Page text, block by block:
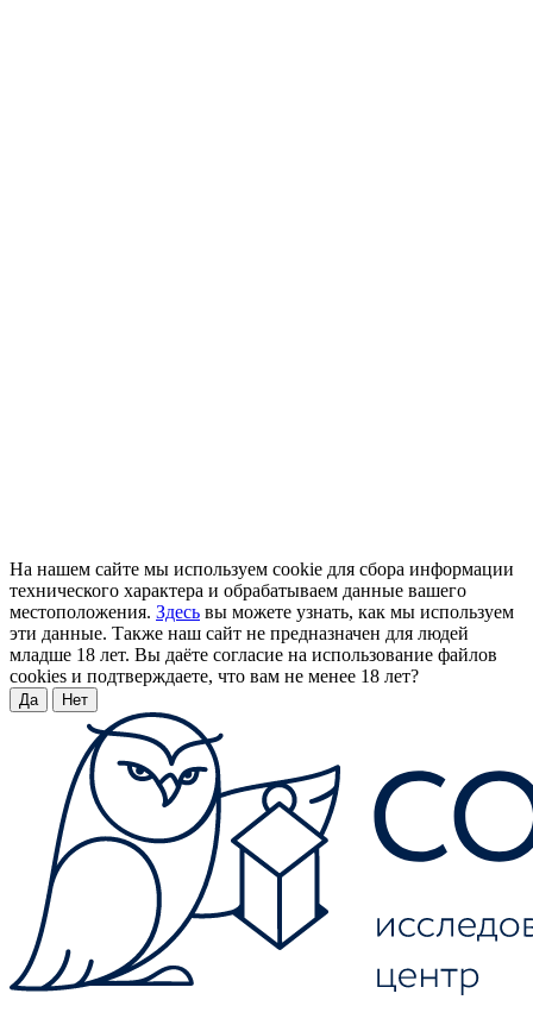
На нашем сайте мы используем cookie для сбора информации
технического характера и обрабатываем данные вашего
местоположения. Здесь вы можете узнать, как мы используем
эти данные. Также наш сайт не предназначен для людей
младше 18 лет. Вы даёте согласие на использование файлов
cookies и подтверждаете, что вам не менее 18 лет?
Да Нет